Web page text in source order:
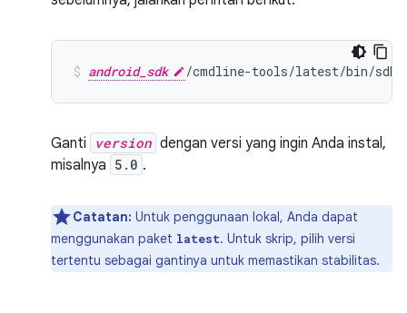
android_sdk /cmdline-tools/latest/bin/
Ganti version dengan versi yang ingin Anda instal,
misalnya 5.0 .
Catatan: Untuk penggunaan lokal, Anda dapat
menggunakan paket latest. Untuk skrip, pilih versi
tertentu sebagai gantinya untuk memastikan stabilitas.